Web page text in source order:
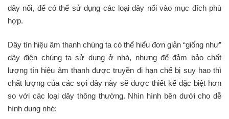
dây nối, để có thể sử dụng các loại dây nối vào mục đích phù
hợp.
Dây tín hiệu âm thanh chúng ta có thể hiểu đơn giản “giống như”
dây điện chúng ta sử dụng ở nhà, nhưng để đảm bảo chất
lượng tín hiệu âm thanh được truyền đi hạn chế bị suy hao thì
chất lượng của các sợi dây này sẽ được thiết kế đặc biệt hơn
so với các loại dây thông thường. Nhìn hình bên dưới cho dễ
hình dung nhé: